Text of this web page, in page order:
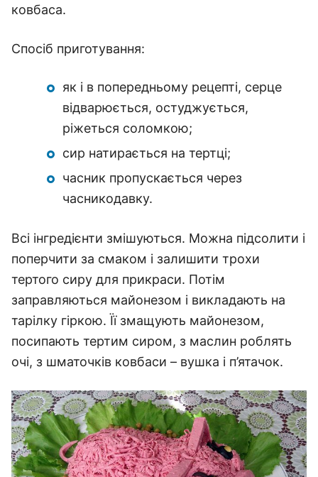
ковбаса.
Спосіб приготування:
як і в попередньому рецепті, серце
відварюється, остуджується,
ріжеться соломкою;
сир натирається на тертці;
часник пропускається через
часникодавку.
Всі інгредієнти змішуються. Можна підсолити і
поперчити за смаком і залишити трохи
тертого сиру для прикраси. Потім
заправляються майонезом і викладають на
тарілку гіркою. Її змащують майонезом,
посипають тертим сиром, з маслин роблять
очі, з шматочків ковбаси – вушка і п’ятачок.